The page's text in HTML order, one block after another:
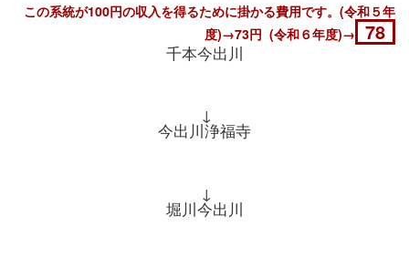
この系統が100円の収入を得るために掛かる費用です。(令和５年
度)→73円 (令和６年度)→ 78
千本今出川
↓
今出川浄福寺
↓
堀川今出川